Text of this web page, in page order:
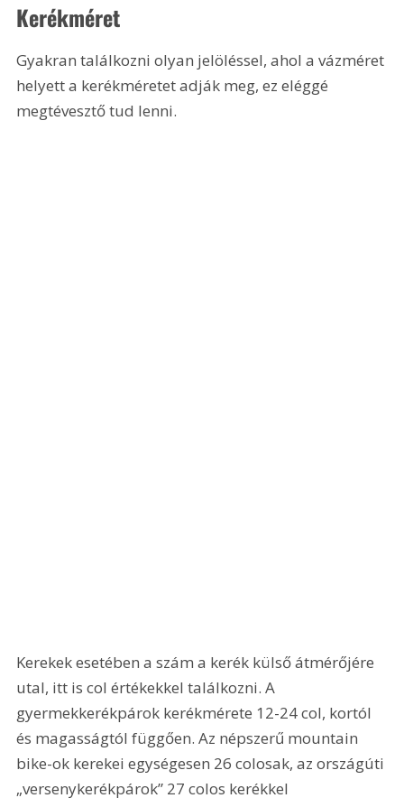
Kerékméret
Gyakran találkozni olyan jelöléssel, ahol a vázméret
helyett a kerékméretet adják meg, ez eléggé
megtévesztő tud lenni.
Kerekek esetében a szám a kerék külső átmérőjére
utal, itt is col értékekkel találkozni. A
gyermekkerékpárok kerékmérete 12-24 col, kortól
és magasságtól függően. Az népszerű mountain
bike-ok kerekei egységesen 26 colosak, az országúti
„versenykerékpárok” 27 colos kerékkel